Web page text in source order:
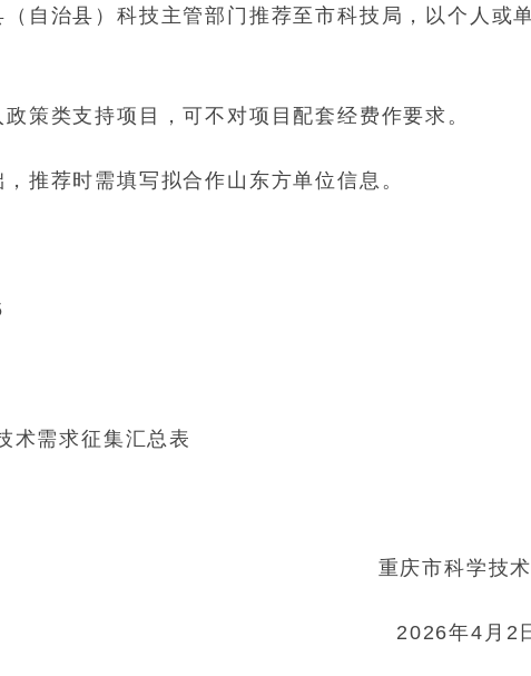
（自治县）科技主管部门推荐至市科技局，以个人或
策类支持项目，可不对项目配套经费作要求。
推荐时需填写拟合作山东方单位信息。
术需求征集汇总表
重庆市科学技
2026年4月2